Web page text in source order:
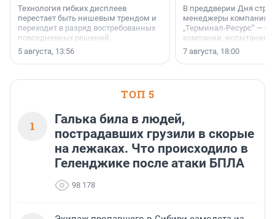
Технология гибких дисплеев
перестает быть нишевым трендом и
переходит в разряд востребованных
повседневных решений.
5 августа, 13:56
В преддверии Дня
менеджеры компании
„Терминал-Ресурс“ — о
компании, испытаниях
осторожного
7 августа, 18:00
ТОП 5
1
Галька била в людей,
пострадавших грузили в скорые
на лежаках. Что происходило в
Геленджике после атаки БПЛА
98 178